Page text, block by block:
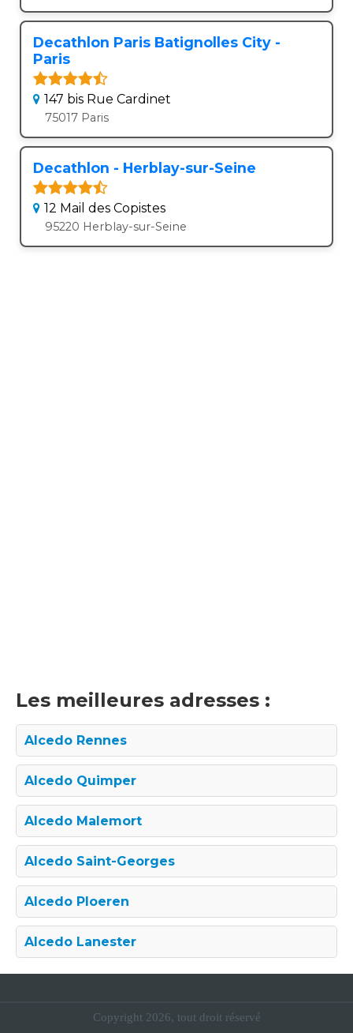
Decathlon Paris Batignolles City -
Paris
147 bis Rue Cardinet
75017 Paris
Decathlon - Herblay-sur-Seine
12 Mail des Copistes
95220 Herblay-sur-Seine
Les meilleures adresses :
Alcedo Rennes
Alcedo Quimper
Alcedo Malemort
Alcedo Saint-Georges
Alcedo Ploeren
Alcedo Lanester
Copyright 2026, tout droit réservé